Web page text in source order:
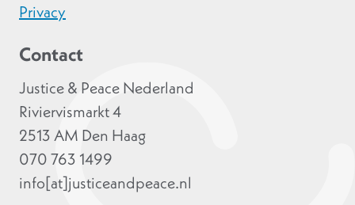
Privacy
Contact
Justice & Peace Nederland
Riviervismarkt 4
2513 AM Den Haag
070 763 1499
info[at]justiceandpeace.nl